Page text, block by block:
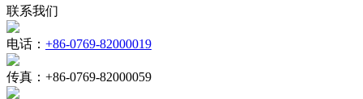
联系我们
电话： +86-0769-82000019
传真： +86-0769-82000059